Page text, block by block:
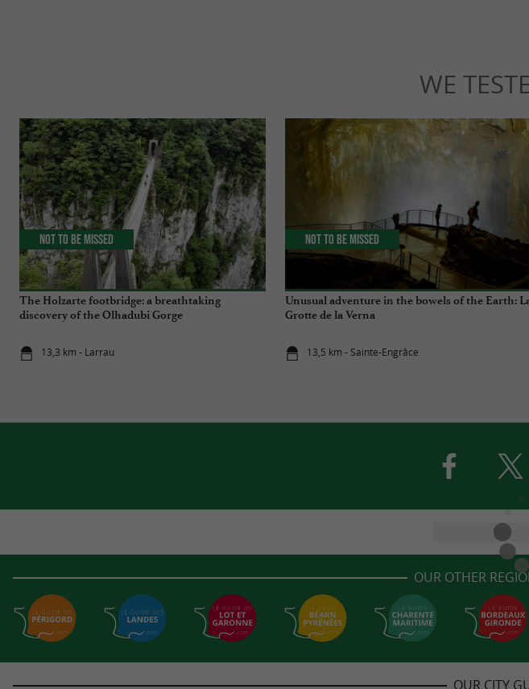
WE
The Holzarte footbridge: a breathtaking
discovery of the Olhadubi Gorge
13,3 km - Larrau
Not to be missed
Unusual adventure in the bowels of the Earth:
Grotte de la Verna
13,5 km - Sainte-Engrâce
Not to be missed
OUR OTHER
OUR CITY